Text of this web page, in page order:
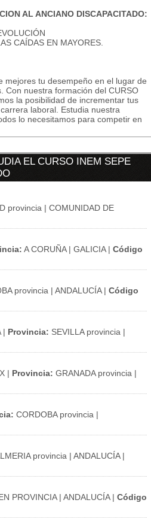
AL ANCIANO DISCAPACITADO:
CAÍDAS EN MAYORES.
mejores tu desempeño en el lugar de
Con nuestra formación del CURSO
la posibilidad de incrementar tus
laboral. Estudia nuestra
lo necesitamos para competir en
EL CURSO INEM SEPE
provincia | COMUNIDAD DE
A CORUÑA | GALICIA | Código
provincia | ANDALUCÍA | Código
| Provincia: SEVILLA provincia |
| Provincia: GRANADA provincia |
CORDOBA provincia |
provincia | ANDALUCÍA |
PROVINCIA | ANDALUCÍA | Código